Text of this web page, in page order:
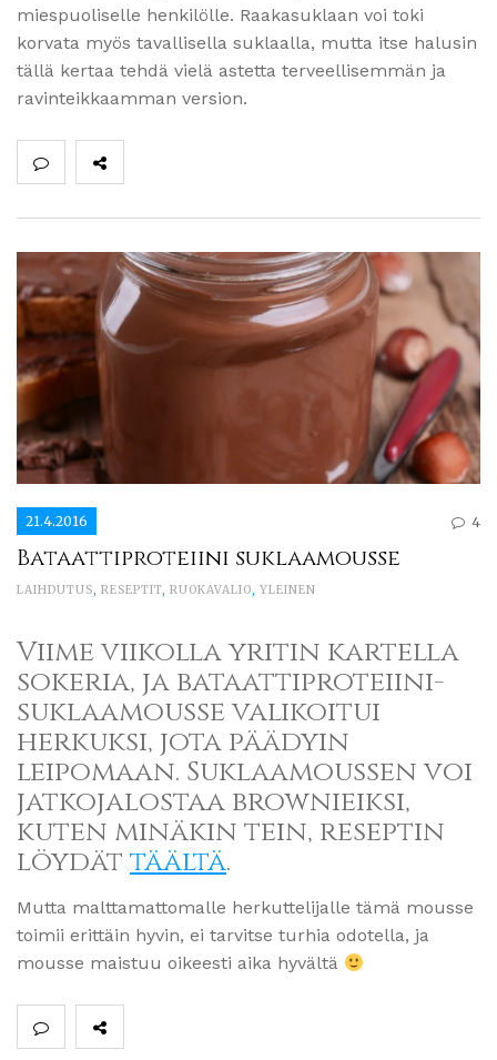
miespuoliselle henkilölle. Raakasuklaan voi toki
korvata myös tavallisella suklaalla, mutta itse halusin
tällä kertaa tehdä vielä astetta terveellisemmän ja
ravinteikkaamman version.
21.4.2016 4
Bataattiproteiini suklaamousse
LAIHDUTUS, RESEPTIT, RUOKAVALIO, YLEINEN
Viime viikolla yritin kartella
sokeria, ja bataattiproteiini-
suklaamousse valikoitui
herkuksi, jota päädyin
leipomaan. Suklaamoussen voi
jatkojalostaa brownieiksi,
kuten minäkin tein, reseptin
löydät täältä.
Mutta malttamattomalle herkuttelijalle tämä mousse
toimii erittäin hyvin, ei tarvitse turhia odotella, ja
mousse maistuu oikeesti aika hyvältä